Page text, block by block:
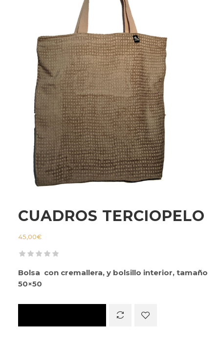
CUADROS TERCIOPELO
45,00€
Bolsa con cremallera, y bolsillo interior, tamaño
50×50